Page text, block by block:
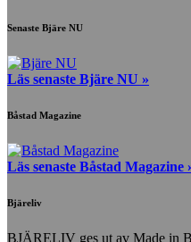
Senaste Bjäre NU
Läs senaste Bjäre NU »
Båstad Magazine
Läs senaste Båstad Magazine
Bjäreliv
BJÄRELIV ges ut av Made in